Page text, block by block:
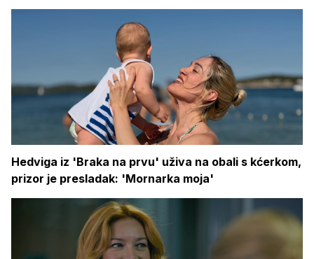
Hedviga iz 'Braka na prvu' uživa na obali s kćerkom,
prizor je presladak: 'Mornarka moja'